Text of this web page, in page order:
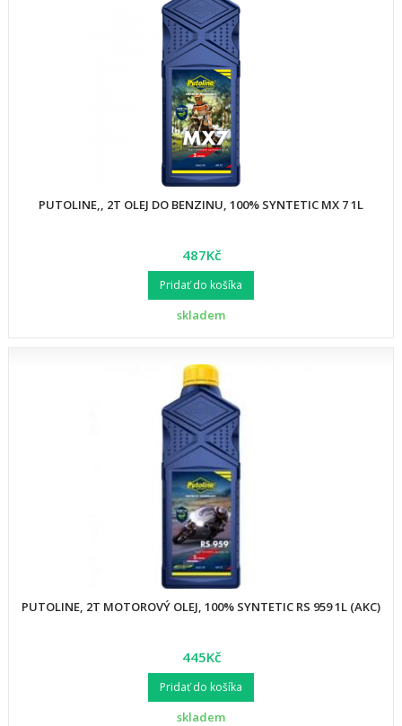
PUTOLINE,, 2T OLEJ DO BENZINU, 100% SYNTETIC MX 7 1L
487Kč
Pridať do košíka
skladem
PUTOLINE, 2T MOTOROVÝ OLEJ, 100% SYNTETIC RS 959 1L (AKC)
445Kč
Pridať do košíka
skladem